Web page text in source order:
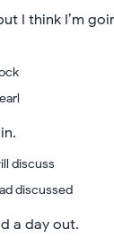
I think I’m
discuss
discussed
a day out.